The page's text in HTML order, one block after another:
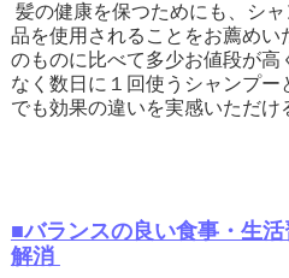
髪の健康を保つためにも、シ
品を使用されることをお薦めい
のものに比べて多少お値段が高
なく数日に１回使うシャンプ
でも効果の違いを実感いただけ
■バランスの良い食事・生
解消